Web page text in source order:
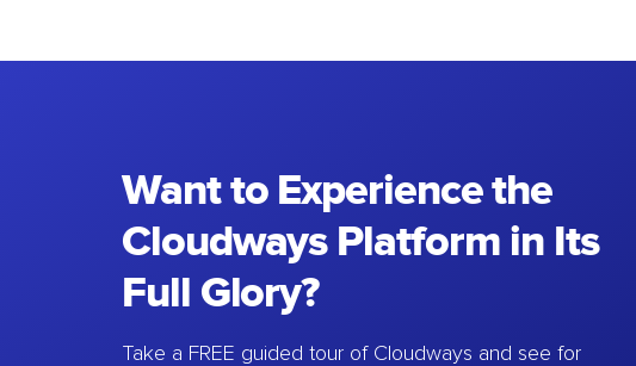
Want to Experience the
Cloudways Platform in Its
Full Glory?
Take a FREE guided tour of Cloudways and see for